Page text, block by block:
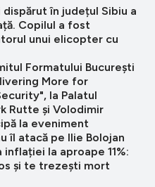
dispărut în județul Sibiu a
Copilul a fost
unui elicopter cu
Formatului București
More for
la Palatul
Rutte şi Volodimir
la eveniment
îl atacă pe Ilie Bolojan
la aproape 11%:
și te trezești mort